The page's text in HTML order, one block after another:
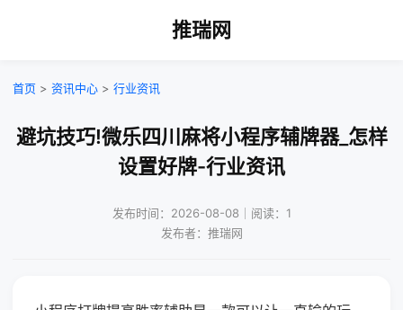
推瑞网
首页 > 资讯中心 > 行业资讯
避坑技巧!微乐四川麻将小程序辅牌器_怎样
设置好牌-行业资讯
发布时间：2026-08-08｜阅读：1
发布者：推瑞网